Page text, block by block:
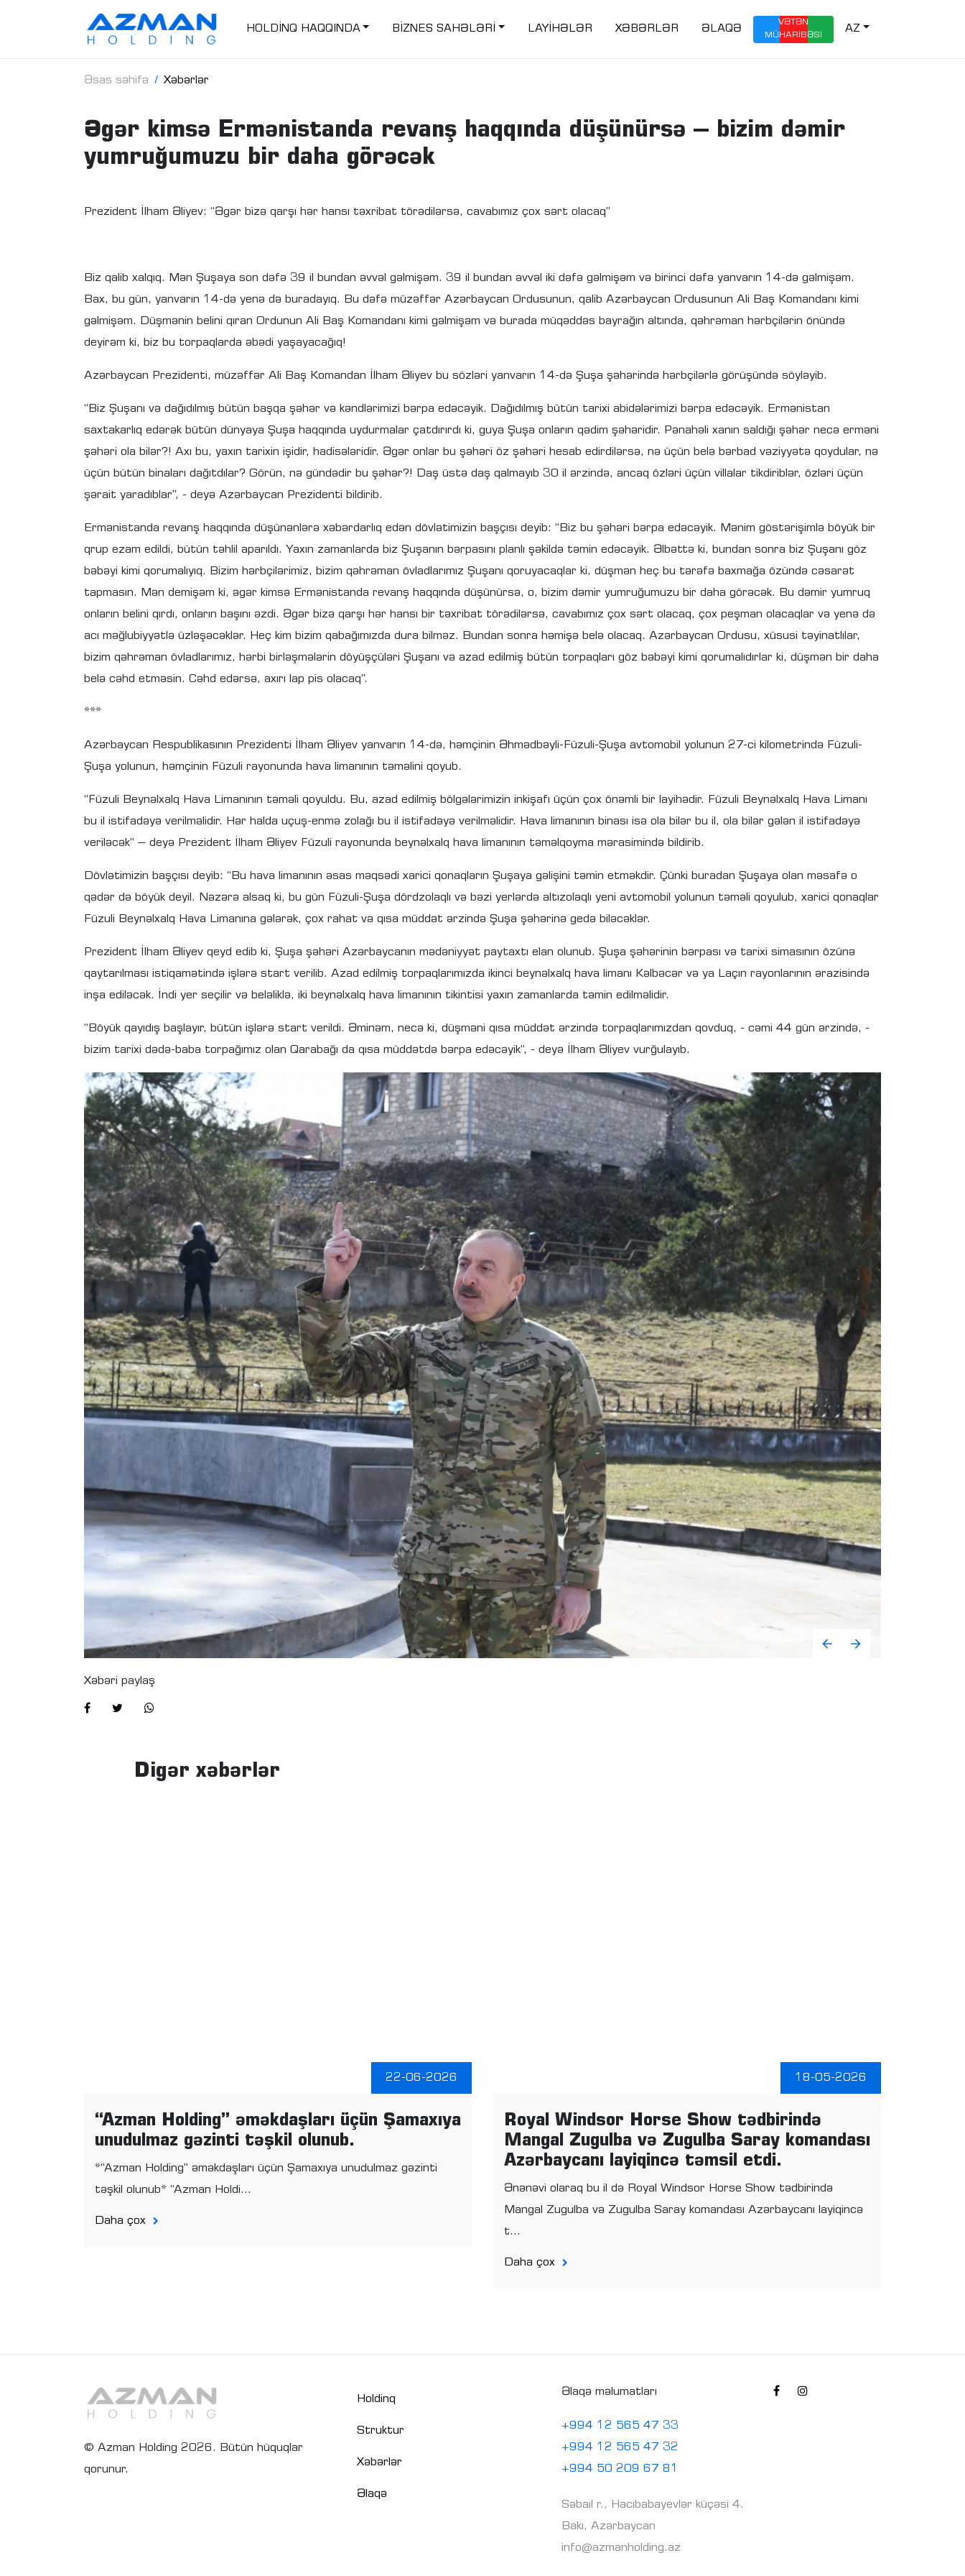
HOLDİNQ HAQQINDA BİZNES SAHƏLƏRİ LAYİHƏLƏR XƏBƏRLƏR ƏLAQƏ
VƏTƏN
MÜHARİBƏSİ
AZ
Əsas səhifə Xəbərlər
Əgər kimsə Ermənistanda revanş haqqında düşünürsə – bizim dəmir
yumruğumuzu bir daha görəcək
Prezident İlham Əliyev: “Əgər bizə qarşı hər hansı təxribat törədilərsə, cavabımız çox sərt olacaq”
Biz qalib xalqıq. Mən Şuşaya son dəfə 39 il bundan əvvəl gəlmişəm. 39 il bundan əvvəl iki dəfə gəlmişəm və birinci dəfə yanvarın 14-də gəlmişəm.
Bax, bu gün, yanvarın 14-də yenə də buradayıq. Bu dəfə müzəffər Azərbaycan Ordusunun, qalib Azərbaycan Ordusunun Ali Baş Komandanı kimi
gəlmişəm. Düşmənin belini qıran Ordunun Ali Baş Komandanı kimi gəlmişəm və burada müqəddəs bayrağın altında, qəhrəman hərbçilərin önündə
deyirəm ki, biz bu torpaqlarda əbədi yaşayacağıq!
Azərbaycan Prezidenti, müzəffər Ali Baş Komandan İlham Əliyev bu sözləri yanvarın 14-də Şuşa şəhərində hərbçilərlə görüşündə söyləyib.
“Biz Şuşanı və dağıdılmış bütün başqa şəhər və kəndlərimizi bərpa edəcəyik. Dağıdılmış bütün tarixi abidələrimizi bərpa edəcəyik. Ermənistan
saxtakarlıq edərək bütün dünyaya Şuşa haqqında uydurmalar çatdırırdı ki, guya Şuşa onların qədim şəhəridir. Pənahəli xanın saldığı şəhər necə erməni
şəhəri ola bilər?! Axı bu, yaxın tarixin işidir, hadisələridir. Əgər onlar bu şəhəri öz şəhəri hesab edirdilərsə, nə üçün belə bərbad vəziyyətə qoydular, nə
üçün bütün binaları dağıtdılar? Görün, nə gündədir bu şəhər?! Daş üstə daş qalmayıb 30 il ərzində, ancaq özləri üçün villalar tikdiriblər, özləri üçün
şərait yaradıblar”, - deyə Azərbaycan Prezidenti bildirib.
Ermənistanda revanş haqqında düşünənlərə xəbərdarlıq edən dövlətimizin başçısı deyib: “Biz bu şəhəri bərpa edəcəyik. Mənim göstərişimlə böyük bir
qrup ezam edildi, bütün təhlil aparıldı. Yaxın zamanlarda biz Şuşanın bərpasını planlı şəkildə təmin edəcəyik. Əlbəttə ki, bundan sonra biz Şuşanı göz
bəbəyi kimi qorumalıyıq. Bizim hərbçilərimiz, bizim qəhrəman övladlarımız Şuşanı qoruyacaqlar ki, düşmən heç bu tərəfə baxmağa özündə cəsarət
tapmasın. Mən demişəm ki, əgər kimsə Ermənistanda revanş haqqında düşünürsə, o, bizim dəmir yumruğumuzu bir daha görəcək. Bu dəmir yumruq
onların belini qırdı, onların başını əzdi. Əgər bizə qarşı hər hansı bir təxribat törədilərsə, cavabımız çox sərt olacaq, çox peşman olacaqlar və yenə də
acı məğlubiyyətlə üzləşəcəklər. Heç kim bizim qabağımızda dura bilməz. Bundan sonra həmişə belə olacaq. Azərbaycan Ordusu, xüsusi təyinatlılar,
bizim qəhrəman övladlarımız, hərbi birləşmələrin döyüşçüləri Şuşanı və azad edilmiş bütün torpaqları göz bəbəyi kimi qorumalıdırlar ki, düşmən bir daha
belə cəhd etməsin. Cəhd edərsə, axırı lap pis olacaq”.
***
Azərbaycan Respublikasının Prezidenti İlham Əliyev yanvarın 14-də, həmçinin Əhmədbəyli-Füzuli-Şuşa avtomobil yolunun 27-ci kilometrində Füzuli-
Şuşa yolunun, həmçinin Füzuli rayonunda hava limanının təməlini qoyub.
“Füzuli Beynəlxalq Hava Limanının təməli qoyuldu. Bu, azad edilmiş bölgələrimizin inkişafı üçün çox önəmli bir layihədir. Füzuli Beynəlxalq Hava Limanı
bu il istifadəyə verilməlidir. Hər halda uçuş-enmə zolağı bu il istifadəyə verilməlidir. Hava limanının binası isə ola bilər bu il, ola bilər gələn il istifadəyə
veriləcək” – deyə Prezident İlham Əliyev Füzuli rayonunda beynəlxalq hava limanının təməlqoyma mərasimində bildirib.
Dövlətimizin başçısı deyib: “Bu hava limanının əsas məqsədi xarici qonaqların Şuşaya gəlişini təmin etməkdir. Çünki buradan Şuşaya olan məsafə o
qədər də böyük deyil. Nəzərə alsaq ki, bu gün Füzuli-Şuşa dördzolaqlı və bəzi yerlərdə altızolaqlı yeni avtomobil yolunun təməli qoyulub, xarici qonaqlar
Füzuli Beynəlxalq Hava Limanına gələrək, çox rahat və qısa müddət ərzində Şuşa şəhərinə gedə biləcəklər.
Prezident İlham Əliyev qeyd edib ki, Şuşa şəhəri Azərbaycanın mədəniyyət paytaxtı elan olunub. Şuşa şəhərinin bərpası və tarixi simasının özünə
qaytarılması istiqamətində işlərə start verilib. Azad edilmiş torpaqlarımızda ikinci beynəlxalq hava limanı Kəlbəcər və ya Laçın rayonlarının ərazisində
inşa ediləcək. İndi yer seçilir və beləliklə, iki beynəlxalq hava limanının tikintisi yaxın zamanlarda təmin edilməlidir.
“Böyük qayıdış başlayır, bütün işlərə start verildi. Əminəm, necə ki, düşməni qısa müddət ərzində torpaqlarımızdan qovduq, - cəmi 44 gün ərzində, -
bizim tarixi dədə-baba torpağımız olan Qarabağı da qısa müddətdə bərpa edəcəyik”, - deyə İlham Əliyev vurğulayıb.
Xəbəri paylaş
Digər xəbərlər
22-06-2026
“Azman Holding” əməkdaşları üçün Şamaxıya
unudulmaz gəzinti təşkil olunub.
*“Azman Holding” əməkdaşları üçün Şamaxıya unudulmaz gəzinti
təşkil olunub* “Azman Holdi...
Daha çox
18-05-2026
Royal Windsor Horse Show tədbirində
Mangal Zugulba və Zugulba Saray komandası
Azərbaycanı layiqincə təmsil etdi.
Ənənəvi olaraq bu il də Royal Windsor Horse Show tədbirində
Mangal Zugulba və Zugulba Saray komandası Azərbaycanı layiqincə
t...
Daha çox
© Azman Holding 2026. Bütün hüquqlar
qorunur.
Holdinq
Struktur
Xəbərlər
Əlaqə
Əlaqə məlumatları
+994 12 565 47 33
+994 12 565 47 32
+994 50 209 67 81
Səbail r., Hacıbabayevlər küçəsi 4.
Bakı, Azərbaycan
info@azmanholding.az